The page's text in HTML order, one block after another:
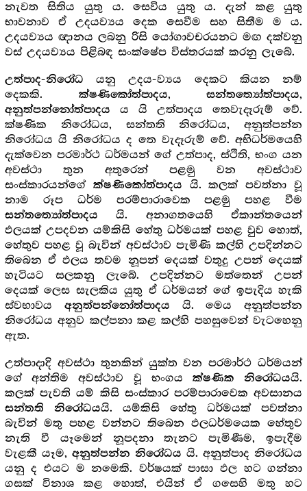
නැවත සිතිය යුතු ය. සෙවිය යුතු ය. දැන් කළ යුතු
භාවනාව ඒ උදයව්‍යය දෙක සෙවීම සහ සිතීම ම ය.
උදයව්‍යය ඥානය ලබනු රිසි යෝගාවචරයනට මඟ දක්වනු
වස් උදයව්‍යය පිළිබඳ සංක්ෂේප විස්තරයක් කරනු ලැබේ.
උත්පාද-නිරෝධ යනු උදය-ව්‍යය දෙකට කියන නම්
දෙකකි. ක්ෂණිකෝත්පාදය,සන්තත්‍යෝත්පාදය,
අනුත්පන්නෝත්පාදය ය යි උත්පාදය තෙවැදෑරුම් වේ.
ක්ෂණික නිරෝධය, සන්තති නිරෝධය, අනුත්පන්න
නිරෝධය යි නිරෝධය ද තෙ වැදෑරුම් වේ. අභිධර්මයෙහි
දැක්වෙන පරමාර්ථ ධර්මයන් ගේ උත්පාද, ස්ථිති, භංග යන
අවස්ථා තුන අතුරෙන් පළමු වන අවස්ථාව
සංස්කාරයන්ගේ ක්ෂණිකෝත්පාදය යි. කලක් පවත්නා වූ
නාම රූප ධර්ම පරම්පාරාවෙක පළමු පහළ වීම
සන්තත්‍යෝත්පාදය යි. අනාගතයෙහි ඒකාන්තයෙන්
ඵලයක් උපදවන යම්කිසි හේතු ධර්මයක් පහළ වුව හොත්,
හේතුව පහළ වූ බැවින් අවස්ථාව පැමිණි කල්හි උපදින්නට
තිබෙන ඒ ඵලය තවම නූපන් දෙයක් වතුදු උපන් දෙයක්
හැටියට සලකනු ලැබේ. උපදින්නට මත්තෙන් උපන්
දෙයක් ලෙස සැලකිය යුතු ඒ ධර්මයන් ගේ ඉපැදිය හැකි
ස්වභාවය අනුත්පන්නෝත්පාදය යි. මෙය අනුත්පන්න
නිරෝධය අනුව කල්පනා කළ කල්හි පහසුවෙන් වැටහෙනු
ඇත.
උත්පාදාදි අවස්ථා තුනකින් යුක්ත වන පරමාර්ථ ධර්මයන්
ගේ අන්තිම අවස්ථාව වූ භංගයක්ෂණික නිරෝධයයි.
කලක් පැවති යම් කිසි සංස්කාර පරම්පාරාවෙක අවසානය
සන්තති නිරෝධයයි. යම්කිසි හේතු ධර්මයක් පවත්නා
බැවින් මතු පහළ වන්නට තිබෙන ඵලධර්මයෙක හේතුව
නැති වී යෑමෙන් නූපදනා තැනට පැමිණීම, ඉපැදීම
වැළකී යෑම, අනුත්පන්න නිරෝධයයි. අනුත්පාද නිරෝධය
යනු ද එයට ම නමෙකි. වර්ෂයක් පාසා ඵල හට ගන්නා
ගසක් විනාශ කළ හොත්, එයින් ඒ ගසෙහි මතු හට